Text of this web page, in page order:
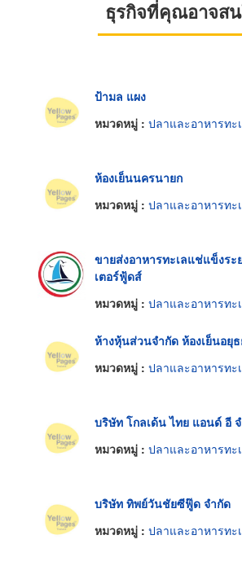
ธุรกิจที่คุณอาจส
ป้ามล แผง
หมวดหมู่ : ปลาและอาหารทะ
ห้องเย็นนครนายก
หมวดหมู่ : ปลาและอาหารทะ
ขายส่งอาหารทะเลแช่แข็งระ
เตอร์ฟู้ดส์
หมวดหมู่ : ปลาและอาหารทะ
ห้างหุ้นส่วนจำกัด ห้องเย็นอยุธ
หมวดหมู่ : ปลาและอาหารทะ
บริษัท โกลเด้น ไทย แอนด์ อี
หมวดหมู่ : ปลาและอาหารทะ
บริษัท ทิพย์วันชัยซีฟู๊ด จำกัด
หมวดหมู่ : ปลาและอาหารทะ